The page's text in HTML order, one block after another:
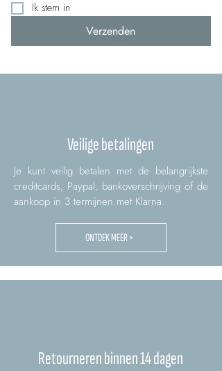
Ik stem in
Verzenden
Veilige betalingen
Je kunt veilig betalen met de belangrijkste
creditcards, Paypal, bankoverschrijving of de
aankoop in 3 termijnen met Klarna.
ONTDEK MEER >
Retourneren binnen 14 dagen